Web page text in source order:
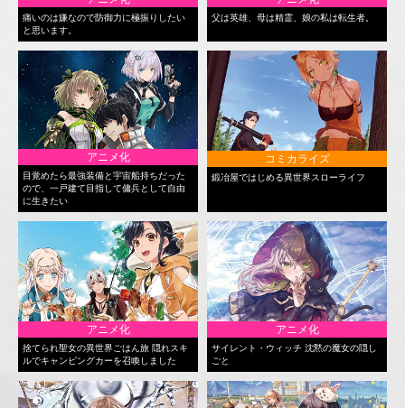
痛いのは嫌なので防御力に極振りしたい
と思います。
父は英雄、母は精霊、娘の私は転生者。
アニメ化
目覚めたら最強装備と宇宙船持ちだった
ので、一戸建て目指して傭兵として自由
に生きたい
コミカライズ
鍛冶屋ではじめる異世界スローライフ
アニメ化
捨てられ聖女の異世界ごはん旅 隠れスキ
ルでキャンピングカーを召喚しました
アニメ化
サイレント・ウィッチ 沈黙の魔女の隠し
ごと